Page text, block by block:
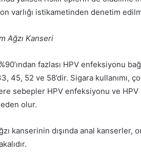
varlığı istikametinden denetim
Ağzı Kanseri
fazlası HPV enfeksiyonu
45, 52 ve 58’dir. Sigara kullanımı,
sebepler HPV enfeksiyonu ve
olur.
kanserinin dışında anal kanserler,